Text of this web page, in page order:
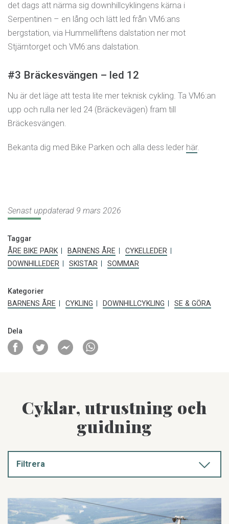
det dags att närma sig downhillcyklingens kärna i
Serpentinen – en lång och lätt led från VM6:ans
bergstation, via Hummelliftens dalstation ner mot
Stjärntorget och VM6:ans dalstation.
#3 Bräckesvängen – led 12
Nu är det läge att testa lite mer teknisk cykling. Ta VM6:an
upp och rulla ner led 24 (Bräckevägen) fram till
Bräckesvängen.
Bekanta dig med Bike Parken och alla dess leder här.
Senast uppdaterad 9 mars 2026
Taggar
ÅRE BIKE PARK
BARNENS ÅRE
CYKELLEDER
DOWNHILLEDER
SKISTAR SOMMAR
Kategorier
BARNENS ÅRE
CYKLING DOWNHILLCYKLING SE & GÖRA
Dela
Cyklar, utrustning och
guidning
Filtrera